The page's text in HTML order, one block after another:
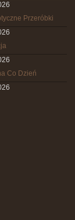
Przeróbki
Co Dzień